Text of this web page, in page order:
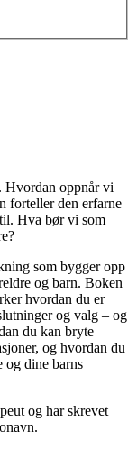
Hvordan oppnår vi
forteller den erfarne
Hva bør vi som
som bygger opp
og barn. Boken
hvordan du er
og valg – og
du kan bryte
og hvordan du
og dine barns
og har skrevet